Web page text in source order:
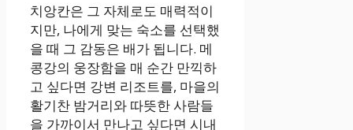
치앙칸은 그 자체로도 매력적이
지만, 나에게 맞는 숙소를 선택했
을 때 그 감동은 배가 됩니다. 메
콩강의 웅장함을 매 순간 만끽하
고 싶다면 강변 리조트를, 마을의
활기찬 밤거리와 따뜻한 사람들
을 가까이서 만나고 싶다면 시내